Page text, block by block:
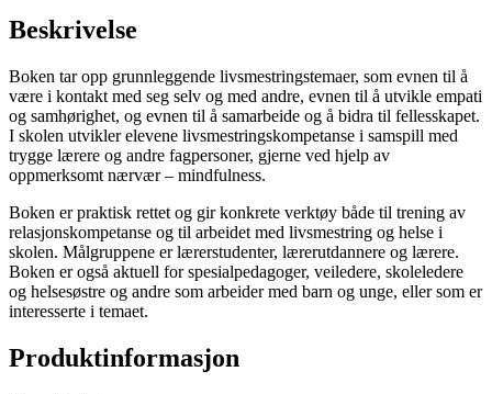
Beskrivelse
Boken tar opp grunnleggende livsmestringstemaer, som evnen til å
være i kontakt med seg selv og med andre, evnen til å utvikle empati
og samhørighet, og evnen til å samarbeide og å bidra til fellesskapet.
I skolen utvikler elevene livsmestringskompetanse i samspill med
trygge lærere og andre fagpersoner, gjerne ved hjelp av
oppmerksomt nærvær – mindfulness.
Boken er praktisk rettet og gir konkrete verktøy både til trening av
relasjonskompetanse og til arbeidet med livsmestring og helse i
skolen. Målgruppene er lærerstudenter, lærerutdannere og lærere.
Boken er også aktuell for spesialpedagoger, veiledere, skoleledere
og helsesøstre og andre som arbeider med barn og unge, eller som er
interesserte i temaet.
Produktinformasjon